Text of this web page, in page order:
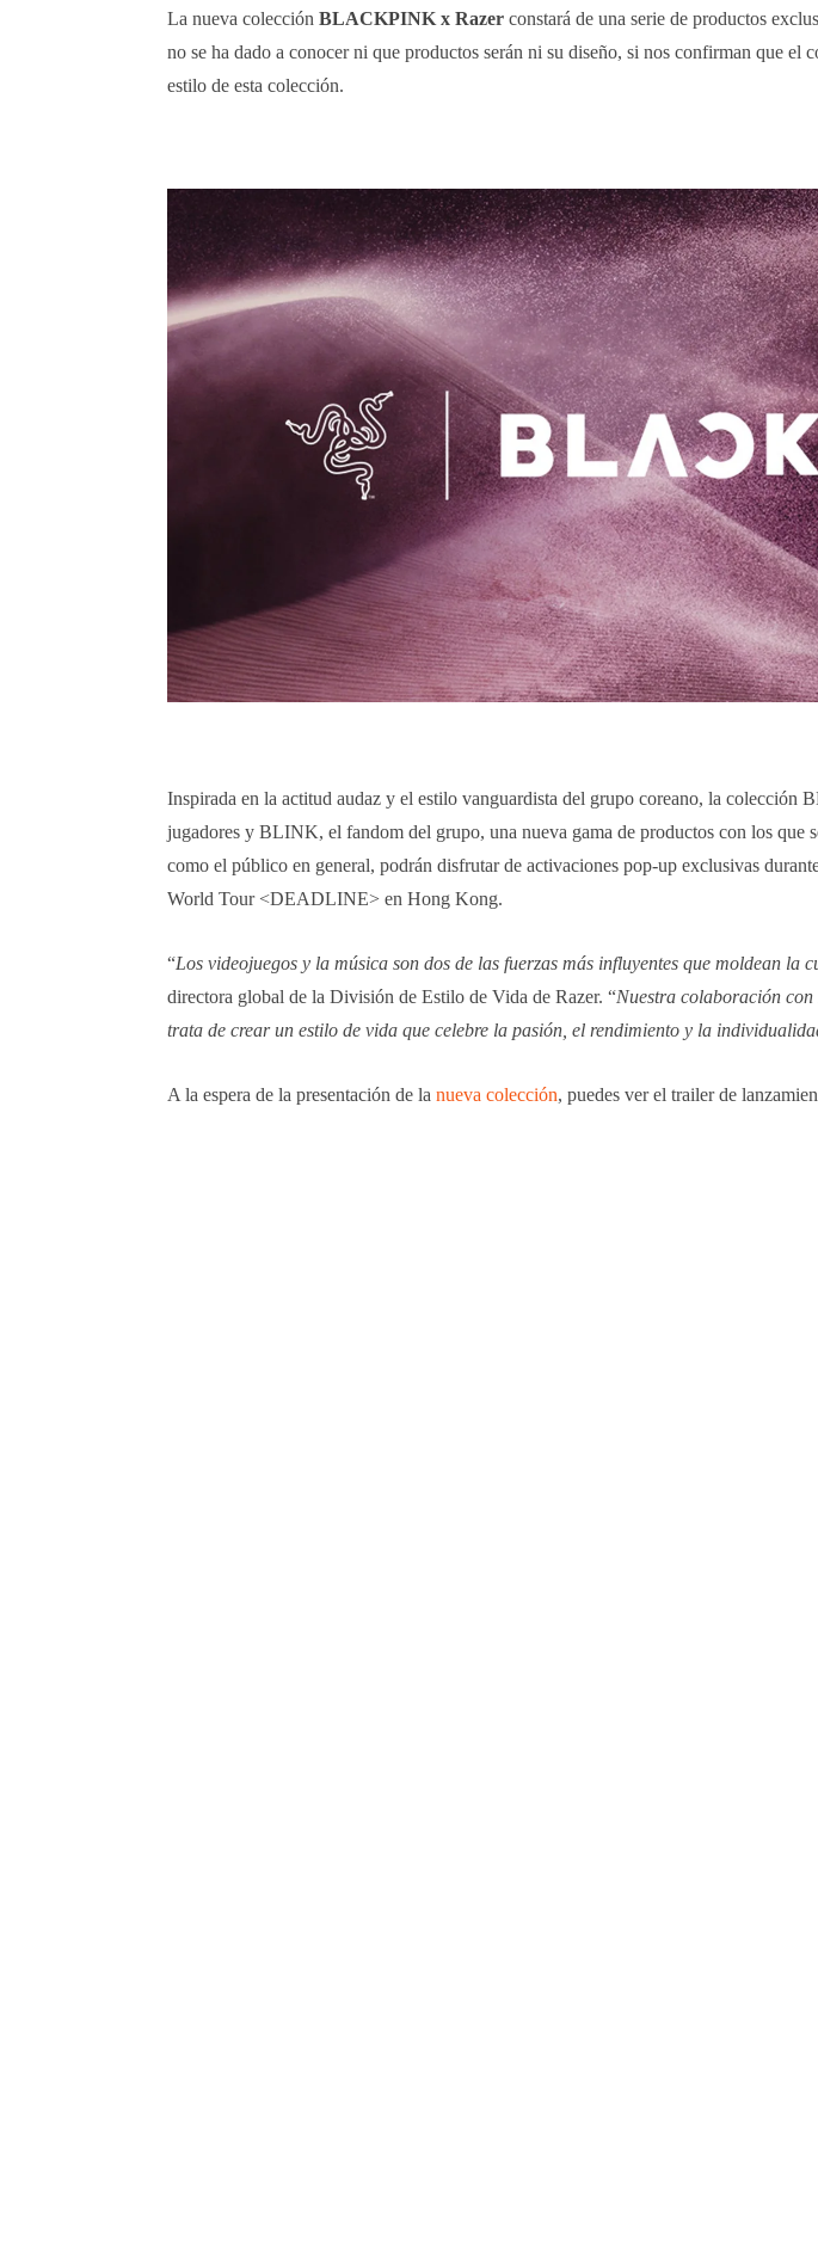
La nueva colección BLACKPINK x Razer constará de una serie de productos
no se ha dado a conocer ni que productos serán ni su diseño, si nos confirman que el
estilo de esta colección.
Inspirada en la actitud audaz y el estilo vanguardista del grupo coreano, la
jugadores y BLINK, el fandom del grupo, una nueva gama de productos con los que
como el público en general, podrán disfrutar de activaciones pop-up exclusivas
World Tour <DEADLINE> en Hong Kong.
“Los videojuegos y la música son dos de las fuerzas más influyentes que moldean la
directora global de la División de Estilo de Vida de Razer. “Nuestra colaboración
trata de crear un estilo de vida que celebre la pasión, el rendimiento y la
A la espera de la presentación de la nueva colección, puedes ver el trailer de